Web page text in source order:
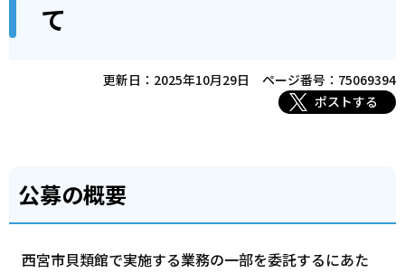
て
更新日：2025年10月29日
ページ番号：75069394
ポストする
公募の概要
西宮市貝類館で実施する業務の一部を委託するにあた